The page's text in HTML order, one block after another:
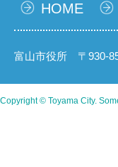
HOME
富山市役所 〒930-
Copyright © Toyama City.